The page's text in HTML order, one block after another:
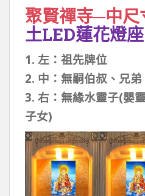
聚賢禪寺─中尺
土LED蓮花燈座
1. 左：祖先牌位
2. 中：無嗣伯叔、兄
3. 右：無緣水靈子(嬰
子女)